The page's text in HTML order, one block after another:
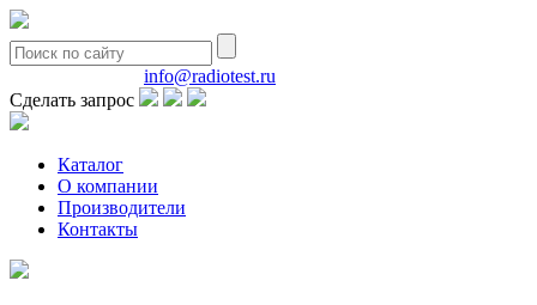
info@radiotest.ru
Сделать запрос
Каталог
О компании
Производители
Контакты